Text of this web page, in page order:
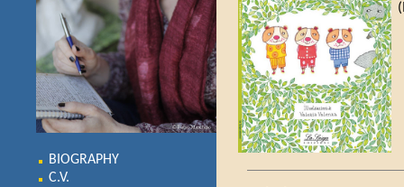
BIOGRAPHY
C.V.